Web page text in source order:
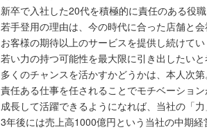
新卒で入社した20代を積極的に責任のある役職
若手登用の理由は、今の時代に合った店舗と会
お客様の期待以上のサービスを提供し続けてい
若い力の持つ可能性を最大限に引き出したいと
多くのチャンスを活かすかどうかは、本人次第。
責任ある仕事を任されることでモチベーション
成長して活躍できるようになれば、当社の「力
3年後には売上高1000億円という当社の中期経